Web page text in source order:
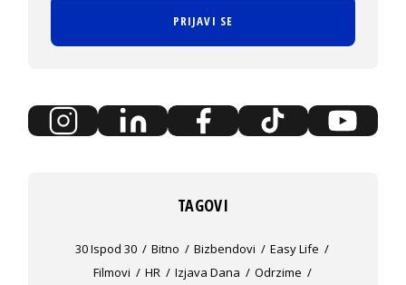
PRIJAVI SE
TAGOVI
30 Ispod 30 Bitno Bizbendovi
Easy Life
Filmovi
HR Izjava Dana
Odrzime